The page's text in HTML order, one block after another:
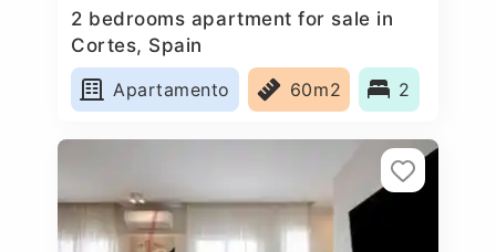
2 bedrooms apartment for sale in
Cortes, Spain
Apartamento
60m2 2